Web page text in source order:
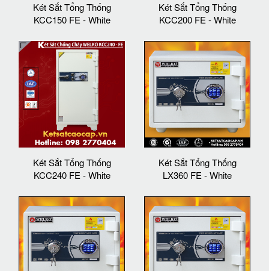
Két Sắt Tổng Thống
KCC150 FE - White
Két Sắt Tổng Thống
KCC200 FE - White
Két Sắt Tổng Thống
KCC240 FE - White
Két Sắt Tổng Thống
LX360 FE - White